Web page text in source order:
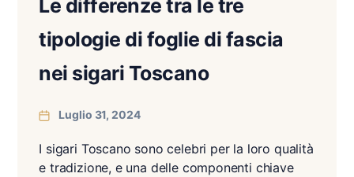
Le differenze tra le tre
tipologie di foglie di fascia
nei sigari Toscano
Luglio 31, 2024
I sigari Toscano sono celebri per la loro qualità
e tradizione, e una delle componenti chiave